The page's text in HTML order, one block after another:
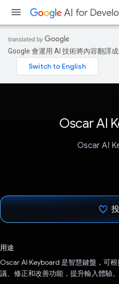
Google 會運用 AI 技術將內容翻譯
Oscar AI
Oscar AI
用途
Oscar AI Keyboard 是智慧鍵盤，可
議、修正和改善功能，提升輸入體驗。